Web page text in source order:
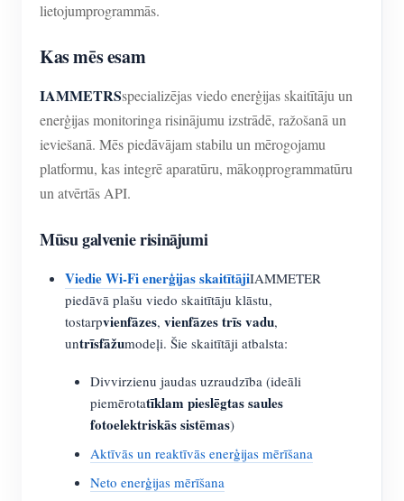
lietojumprogrammās.
Kas mēs esam
IAMMETRSspecializējas viedo enerģijas skaitītāju un
enerģijas monitoringa risinājumu izstrādē, ražošanā un
ieviešanā. Mēs piedāvājam stabilu un mērogojamu
platformu, kas integrē aparatūru, mākoņprogrammatūru
un atvērtās API.
Mūsu galvenie risinājumi
Viedie Wi-Fi enerģijas skaitītājiIAMMETER
piedāvā plašu viedo skaitītāju klāstu,
tostarpvienfāzes, vienfāzes trīs vadu,
untrīsfāžumodeļi. Šie skaitītāji atbalsta:
Divvirzienu jaudas uzraudzība (ideāli
piemērotatīklam pieslēgtas saules
fotoelektriskās sistēmas)
Aktīvās un reaktīvās enerģijas mērīšana
Neto enerģijas mērīšana